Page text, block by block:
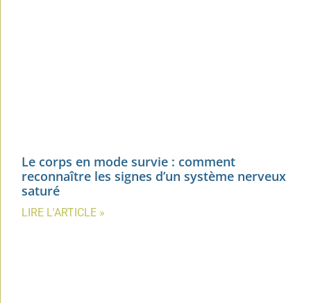
Le corps en mode survie : comment
reconnaître les signes d’un système nerveux
saturé
LIRE L'ARTICLE »